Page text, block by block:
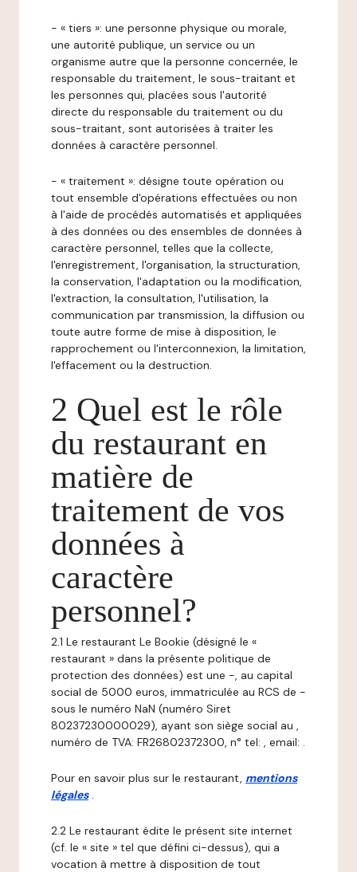
- « tiers »: une personne physique ou morale,
une autorité publique, un service ou un
organisme autre que la personne concernée, le
responsable du traitement, le sous-traitant et
les personnes qui, placées sous l'autorité
directe du responsable du traitement ou du
sous-traitant, sont autorisées à traiter les
données à caractère personnel.
- « traitement »: désigne toute opération ou
tout ensemble d'opérations effectuées ou non
à l'aide de procédés automatisés et appliquées
à des données ou des ensembles de données à
caractère personnel, telles que la collecte,
l'enregistrement, l'organisation, la structuration,
la conservation, l'adaptation ou la modification,
l'extraction, la consultation, l'utilisation, la
communication par transmission, la diffusion ou
toute autre forme de mise à disposition, le
rapprochement ou l'interconnexion, la limitation,
l'effacement ou la destruction.
2 Quel est le rôle
du restaurant en
matière de
traitement de vos
données à
caractère
personnel?
2.1 Le restaurant Le Bookie (désigné le «
restaurant » dans la présente politique de
protection des données) est une -, au capital
social de 5000 euros, immatriculée au RCS de -
sous le numéro NaN (numéro Siret
80237230000029), ayant son siège social au ,
numéro de TVA: FR26802372300, n° tel: , email: .
Pour en savoir plus sur le restaurant, mentions
légales .
2.2 Le restaurant édite le présent site internet
(cf. le « site » tel que défini ci-dessus), qui a
vocation à mettre à disposition de tout